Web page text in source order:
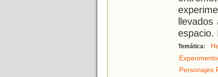
espacio.
Temática:
Personajes